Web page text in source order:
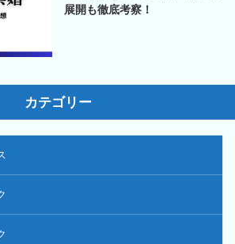
展開も徹底考察！
カテゴリー